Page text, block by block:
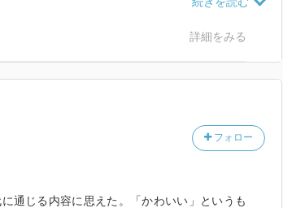
り広範囲の意味になる「いいね」なんじゃな
詳細をみる
フォロー
通じる内容に思えた。「かわいい」というも